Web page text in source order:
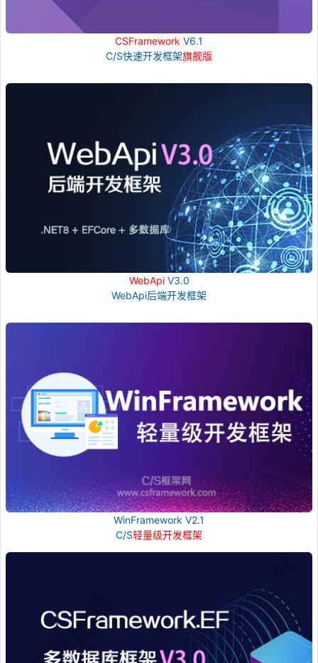
CSFramework V6.1
C/S快速开发框架旗舰版
WebApiV3.0
WebApi后端开发框架
WinFramework V2.1
C/S轻量级开发框架